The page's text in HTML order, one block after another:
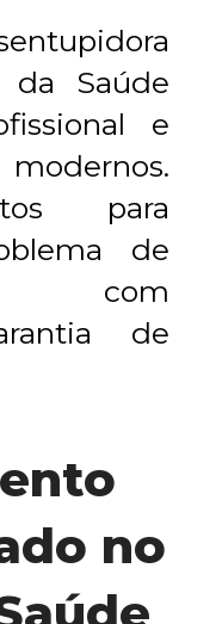
Saúde
e
para
de
com
de
no